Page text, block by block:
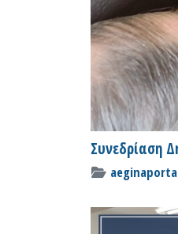
Συνεδρίαση